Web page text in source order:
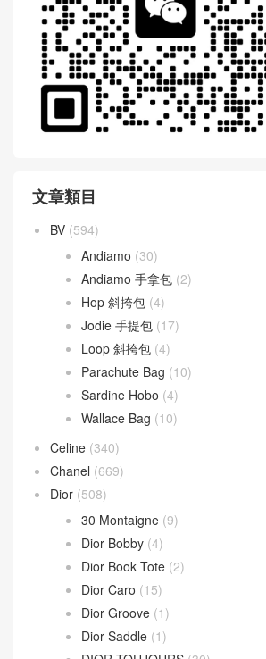
文章類目
BV (594)
Andiamo (30)
Andiamo 手拿包 (2)
Hop 斜挎包 (4)
Jodie 手提包 (17)
Loop 斜挎包 (4)
Parachute Bag (10)
Sardine Hobo (4)
Wallace Bag (10)
Celine (340)
Chanel (669)
Dior (508)
30 Montaigne (9)
Dior Bobby (4)
Dior Book Tote (2)
Dior Caro (15)
Dior Groove (1)
Dior Saddle (1)